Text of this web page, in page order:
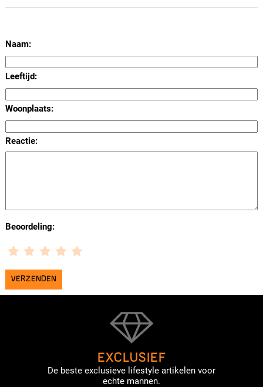
Naam:
Leeftijd:
Woonplaats:
Reactie:
Beoordeling:
EXCLUSIEF
De beste exclusieve lifestyle artikelen voor
echte mannen.